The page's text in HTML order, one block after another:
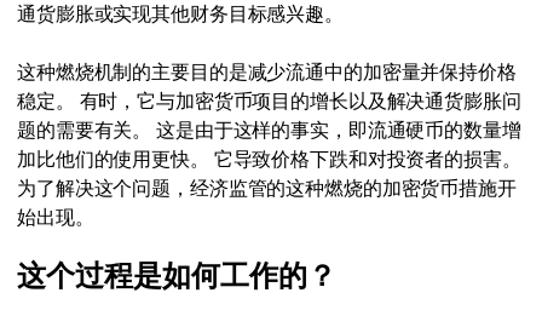
通货膨胀或实现其他财务目标感兴趣。
这种燃烧机制的主要目的是减少流通中的加密量并保持价格
稳定。 有时，它与加密货币项目的增长以及解决通货膨胀问
题的需要有关。 这是由于这样的事实，即流通硬币的数量增
加比他们的使用更快。 它导致价格下跌和对投资者的损害。
为了解决这个问题，经济监管的这种燃烧的加密货币措施开
始出现。
这个过程是如何工作的？